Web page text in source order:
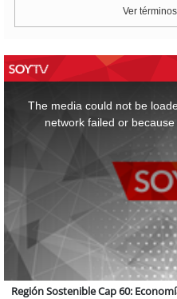
Ver
The media could not be
network failed or
Región Sostenible Cap 60: